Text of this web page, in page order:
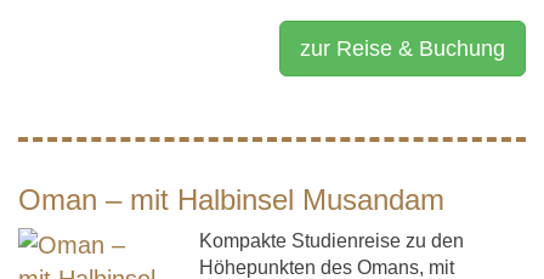
zur Reise & Buchung
Oman – mit Halbinsel Musandam
Kompakte Studienreise zu den
Höhepunkten des Omans, mit